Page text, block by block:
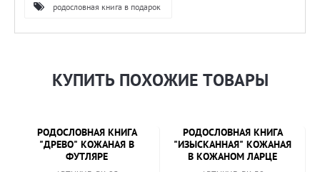
родословная книга в подарок
КУПИТЬ ПОХОЖИЕ ТОВАРЫ
РОДОСЛОВНАЯ КНИГА
"ДРЕВО" КОЖАНАЯ В
ФУТЛЯРЕ
РОДОСЛОВНАЯ КНИГА
"ИЗЫСКАННАЯ" КОЖАНАЯ
В КОЖАНОМ ЛАРЦЕ